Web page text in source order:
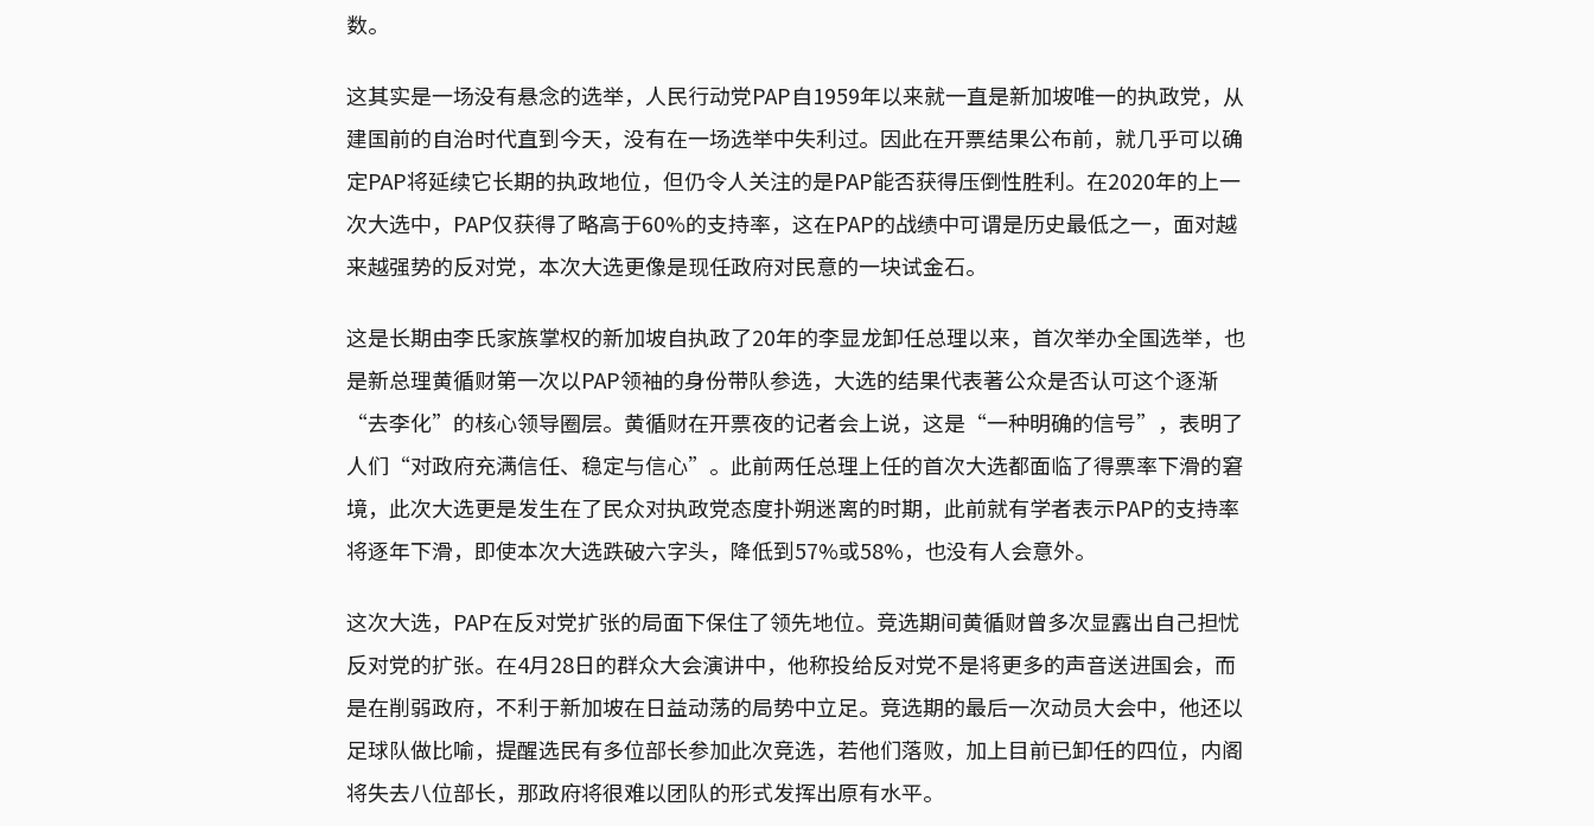
数。
这其实是一场没有悬念的选举，人民行动党PAP自1959年以来就一直是新加坡唯一的执政党，从
建国前的自治时代直到今天，没有在一场选举中失利过。因此在开票结果公布前，就几乎可以确
定PAP将延续它长期的执政地位，但仍令人关注的是PAP能否获得压倒性胜利。在2020年的上一
次大选中，PAP仅获得了略高于60%的支持率，这在PAP的战绩中可谓是历史最低之一，面对越
来越强势的反对党，本次大选更像是现任政府对民意的一块试金石。
这是长期由李氏家族掌权的新加坡自执政了20年的李显龙卸任总理以来，首次举办全国选举，也
是新总理黄循财第一次以PAP领袖的身份带队参选，大选的结果代表著公众是否认可这个逐渐
“去李化”的核心领导圈层。黄循财在开票夜的记者会上说，这是“一种明确的信号”，表明了
人们“对政府充满信任、稳定与信心”。此前两任总理上任的首次大选都面临了得票率下滑的窘
境，此次大选更是发生在了民众对执政党态度扑朔迷离的时期，此前就有学者表示PAP的支持率
将逐年下滑，即使本次大选跌破六字头，降低到57%或58%，也没有人会意外。
这次大选，PAP在反对党扩张的局面下保住了领先地位。竞选期间黄循财曾多次显露出自己担忧
反对党的扩张。在4月28日的群众大会演讲中，他称投给反对党不是将更多的声音送进国会，而
是在削弱政府，不利于新加坡在日益动荡的局势中立足。竞选期的最后一次动员大会中，他还以
足球队做比喻，提醒选民有多位部长参加此次竞选，若他们落败，加上目前已卸任的四位，内阁
将失去八位部长，那政府将很难以团队的形式发挥出原有水平。